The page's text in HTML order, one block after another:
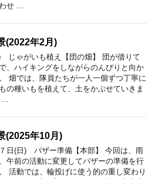
せ …
(2022年2月)
じゃがいも植え【団の畑】 団が借りて
、ハイキングをしながらのんびりと向か
畑では、隊員たちが一人一個ずつ丁寧に
の種いもを植えて、土をかぶせていきま
(2025年10月)
日(日) バザー準備【本部】 今回は、雨
午前の活動に変更してバザーの準備を行
活動では、輪投げに使う的の重し変わり